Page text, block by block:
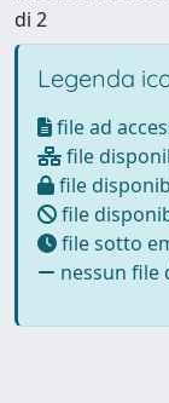
di 2
Legenda
file ad
file
file
file
file sotto
nessun file